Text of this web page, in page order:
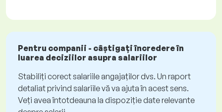
Pentru companii - câștigați încredere în
luarea deciziilor asupra salariilor
Stabiliți corect salariile angajaților dvs. Un raport
detaliat privind salariile vă va ajuta în acest sens.
Veți avea întotdeauna la dispoziție date relevante